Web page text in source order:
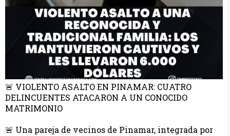
🚨 VIOLENTO ASALTO EN PINAMAR: CUATRO
DELINCUENTES ATACARON A UN CONOCIDO
MATRIMONIO
🚨 Una pareja de vecinos de Pinamar, integrada por